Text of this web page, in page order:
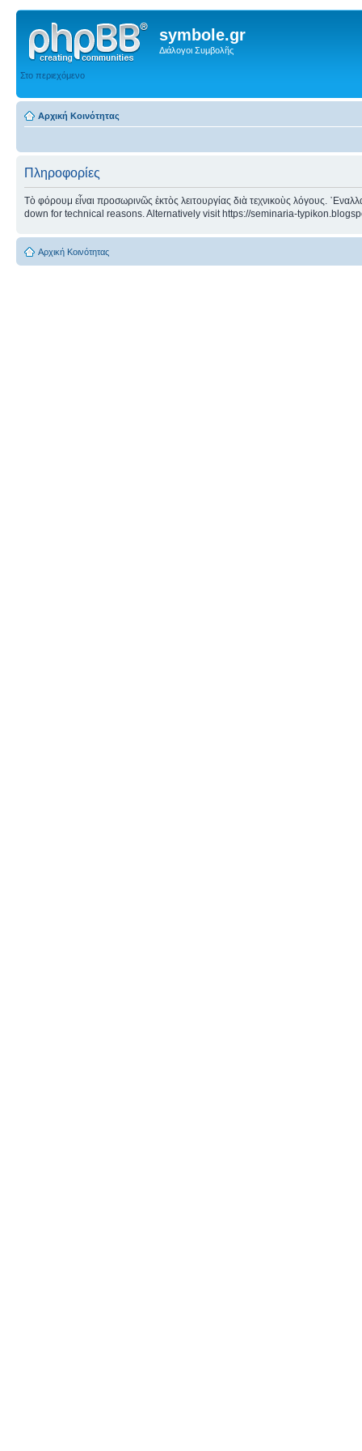
symbole.gr
Διάλογοι Συμβολῆς
Στο περιεχόμενο
Αρχική Κοινότητας
Πληροφορίες
Τὸ φόρουμ εἶναι προσωρινῶς ἐκτὸς λειτουργίας διὰ τεχνικοὺς λόγους.
down for technical reasons. Alternatively visit https://seminaria-
Αρχική Κοινότητας